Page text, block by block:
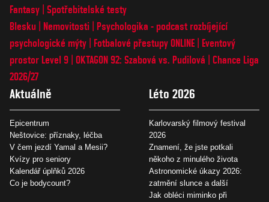
Fantasy Spotřebitelské testy
Blesku
Nemovitosti
Psychologika - podcast rozbíjející
psychologické mýty
Fotbalové přestupy ONLINE
Eventový
prostor Level 9 OKTAGON 92: Szabová vs. Pudilová
Chance Liga
2026/27
Aktuálně
Epicentrum
Neštovice: příznaky, léčba
V čem jezdí Yamal a Mesii?
Kvízy pro seniory
Kalendář úplňků 2026
Co je bodycount?
Léto 2026
Karlovarský filmový festival
2026
Znamení, že jste potkali
někoho z minulého života
Astronomické úkazy 2026:
zatmění slunce a další
Jak obléci miminko při